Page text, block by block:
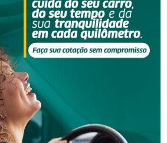
Civil resulta na prisão de três